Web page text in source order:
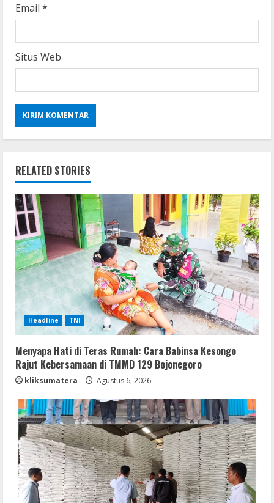
Email *
Situs Web
RELATED STORIES
Headline TNI
Menyapa Hati di Teras Rumah: Cara Babinsa Kesongo
Rajut Kebersamaan di TMMD 129 Bojonegoro
kliksumatera Agustus 6, 2026